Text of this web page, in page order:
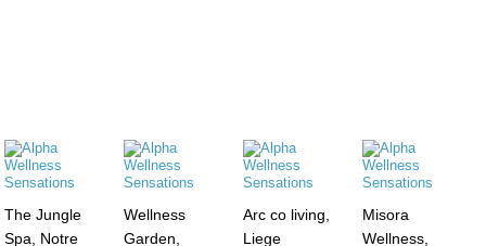
The Jungle
Spa, Notre
Wellness
Garden,
Arc co living,
Liege
Misora
Wellness,